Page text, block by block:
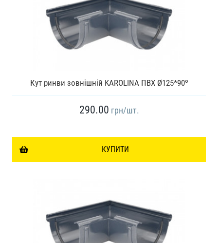
Кут ринви зовнішній KAROLINA ПВХ Ø125*90º
290.00 грн/шт.
КУПИТИ